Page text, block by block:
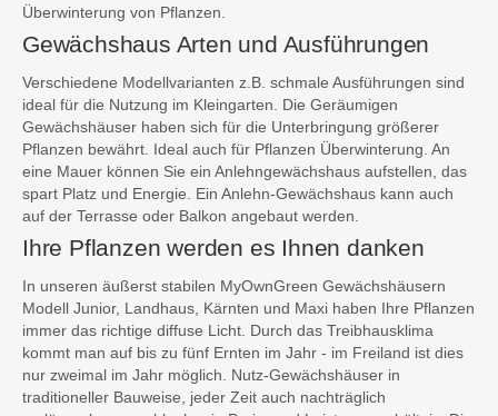
Überwinterung von Pflanzen.
Gewächshaus Arten und Ausführungen
Verschiedene Modellvarianten z.B. schmale Ausführungen sind
ideal für die Nutzung im Kleingarten. Die Geräumigen
Gewächshäuser haben sich für die Unterbringung größerer
Pflanzen bewährt. Ideal auch für Pflanzen Überwinterung. An
eine Mauer können Sie ein Anlehngewächshaus aufstellen, das
spart Platz und Energie. Ein Anlehn-Gewächshaus kann auch
auf der Terrasse oder Balkon angebaut werden.
Ihre Pflanzen werden es Ihnen danken
In unseren äußerst stabilen MyOwnGreen Gewächshäusern
Modell Junior, Landhaus, Kärnten und Maxi haben Ihre Pflanzen
immer das richtige diffuse Licht. Durch das Treibhausklima
kommt man auf bis zu fünf Ernten im Jahr - im Freiland ist dies
nur zweimal im Jahr möglich. Nutz-Gewächshäuser in
traditioneller Bauweise, jeder Zeit auch nachträglich